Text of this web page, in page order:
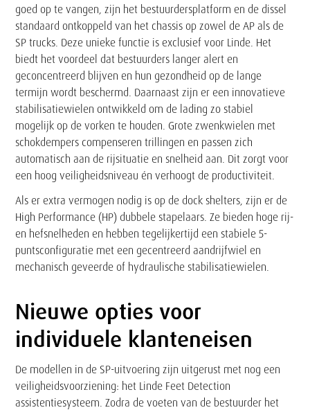
goed op te vangen, zijn het bestuurdersplatform en de dissel
standaard ontkoppeld van het chassis op zowel de AP als de
SP trucks. Deze unieke functie is exclusief voor Linde. Het
biedt het voordeel dat bestuurders langer alert en
geconcentreerd blijven en hun gezondheid op de lange
termijn wordt beschermd. Daarnaast zijn er een innovatieve
stabilisatiewielen ontwikkeld om de lading zo stabiel
mogelijk op de vorken te houden. Grote zwenkwielen met
schokdempers compenseren trillingen en passen zich
automatisch aan de rijsituatie en snelheid aan. Dit zorgt voor
een hoog veiligheidsniveau én verhoogt de productiviteit.
Als er extra vermogen nodig is op de dock shelters, zijn er de
High Performance (HP) dubbele stapelaars. Ze bieden hoge rij-
en hefsnelheden en hebben tegelijkertijd een stabiele 5-
puntsconfiguratie met een gecentreerd aandrijfwiel en
mechanisch geveerde of hydraulische stabilisatiewielen.
Nieuwe opties voor
individuele klanteneisen
De modellen in de SP-uitvoering zijn uitgerust met nog een
veiligheidsvoorziening: het Linde Feet Detection
assistentiesysteem. Zodra de voeten van de bestuurder het